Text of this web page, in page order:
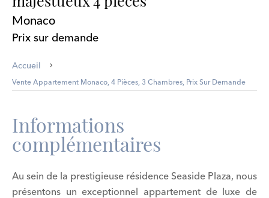
Monaco
Prix sur demande
Accueil
Vente Appartement Monaco, 4 Pièces, 3 Chambres, Prix Sur Demande
Informations
complémentaires
Au sein de la prestigieuse résidence Seaside Plaza, nous
présentons un exceptionnel appartement de luxe de